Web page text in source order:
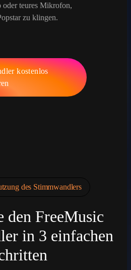
oder teures Mikrofon,
zu klingen.
kostenlos
des Stimmwandlers
den FreeMusic
in 3 einfachen